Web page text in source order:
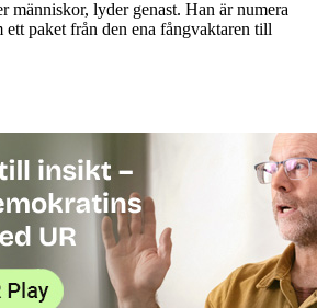
människor, lyder genast. Han är numera
paket från den ena fångvaktaren till